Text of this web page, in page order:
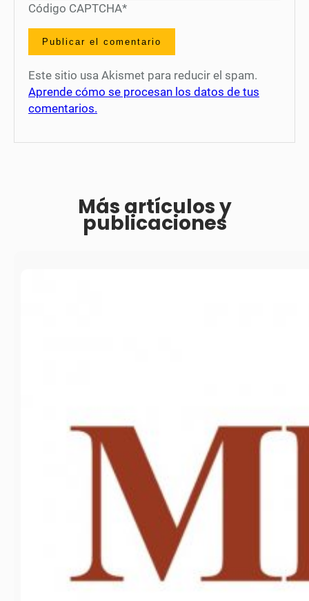
Código CAPTCHA*
Este sitio usa Akismet para reducir el spam.
Aprende cómo se procesan los datos de tus
comentarios.
Más artículos y
publicaciones